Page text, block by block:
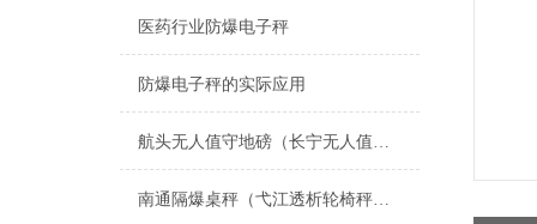
医药行业防爆电子秤
防爆电子秤的实际应用
航头无人值守地磅（长宁无人值守地磅）静安无人值守汽车衡维修
南通隔爆桌秤（弋江透析轮椅秤）涟水2T地磅）淮上带打印吊秤维修